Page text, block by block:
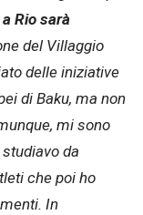
a Rio sarà
del Villaggio
delle iniziative
di Baku, ma non
mi sono
da
che poi ho
In